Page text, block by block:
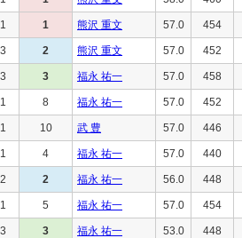
1 1 熊沢 重文 57.0 454
3 2 熊沢 重文 57.0 452
3 3 福永 祐一 57.0 458
1 8 福永 祐一 57.0 452
1 10 武 豊 57.0 446
1 4 福永 祐一 57.0 440
2 2 福永 祐一 56.0 448
1 5 福永 祐一 57.0 454
3 3 福永 祐一 53.0 448